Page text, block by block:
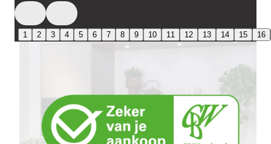
1 2 3 4 5 6 7 8 9 10 11 12 13 14 15 16